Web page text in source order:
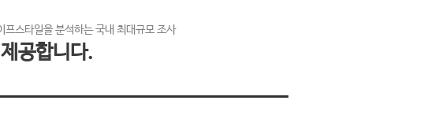
스타일을 분석하는 국내 최대규모 조사
공합니다.